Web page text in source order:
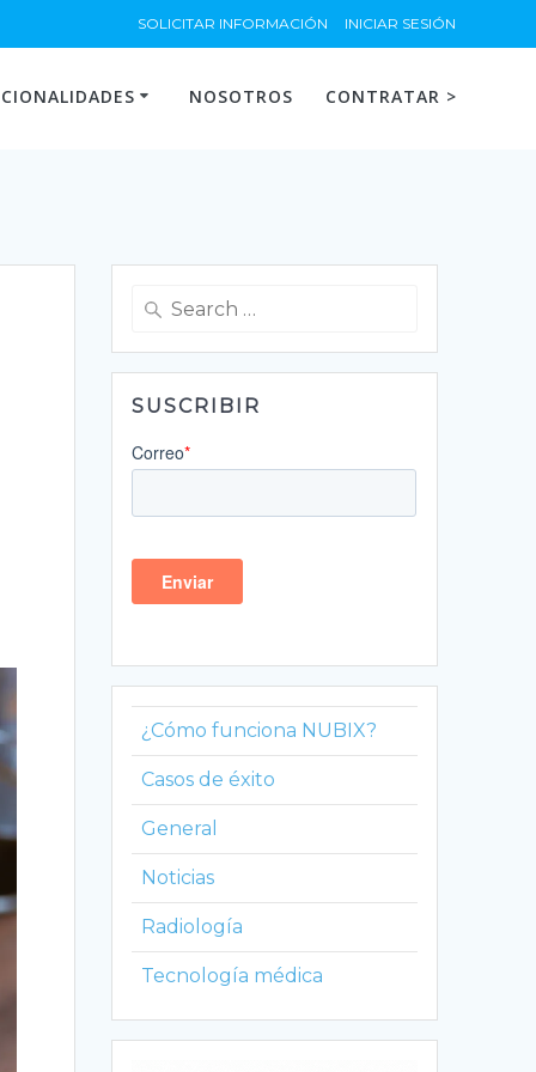
SOLICITAR INFORMACIÓN INICIAR SESIÓN
NOSOTROS CONTRATAR >
Search
SUSCRIBIR
¿Cómo funciona NUBIX?
Casos de éxito
General
Noticias
Radiología
Tecnología médica